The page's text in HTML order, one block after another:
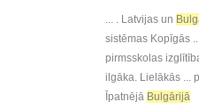
... . Latvijas un
sistēmas Kopīgās
pirmsskolas
ilgāka. Lielākās ...
Īpatnējā Bulgārijā